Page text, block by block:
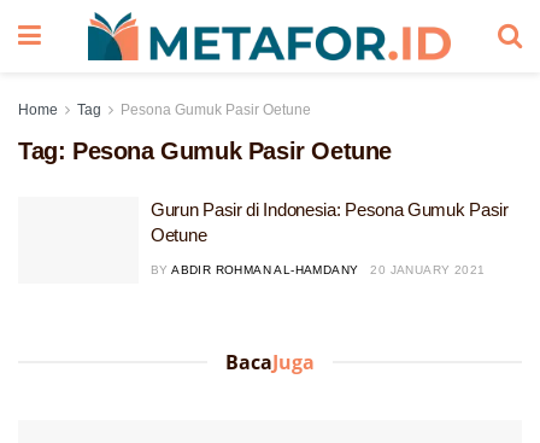
Home Tag Pesona Gumuk Pasir Oetune
Tag: Pesona Gumuk Pasir Oetune
Gurun Pasir di Indonesia: Pesona Gumuk Pasir
Oetune
BY ABDIR ROHMAN AL-HAMDANY 20 JANUARY 2021
BacaJuga